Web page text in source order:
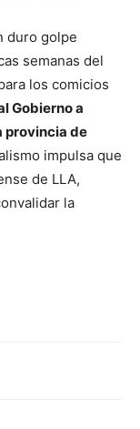
duro golpe
semanas del
los comicios
Gobierno a
provincia de
impulsa que
de LLA,
la